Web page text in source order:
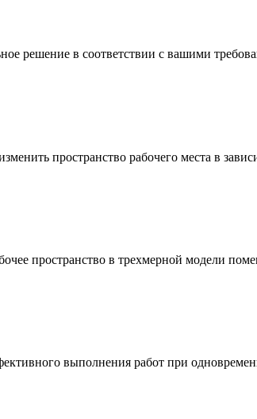
решение в соответствии с вашими
пространство рабочего места в
пространство в трехмерной модели
выполнения работ при